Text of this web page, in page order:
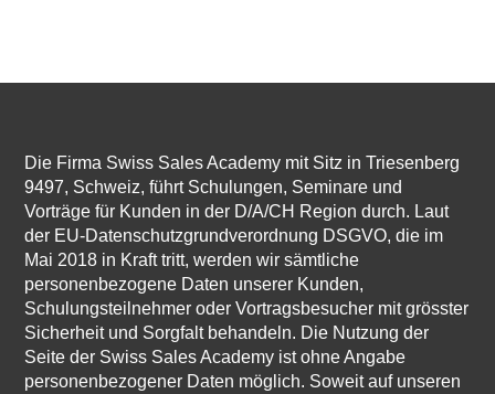
Die Firma Swiss Sales Academy mit Sitz in Triesenberg
9497, Schweiz, führt Schulungen, Seminare und
Vorträge für Kunden in der D/A/CH Region durch. Laut
der EU-Datenschutzgrundverordnung DSGVO, die im
Mai 2018 in Kraft tritt, werden wir sämtliche
personenbezogene Daten unserer Kunden,
Schulungsteilnehmer oder Vortragsbesucher mit grösster
Sicherheit und Sorgfalt behandeln. Die Nutzung der
Seite der Swiss Sales Academy ist ohne Angabe
personenbezogener Daten möglich. Soweit auf unseren